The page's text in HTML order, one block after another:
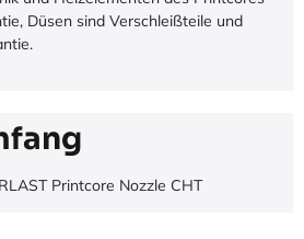
Düsen sind Verschleißteile und
Printcore Nozzle CHT